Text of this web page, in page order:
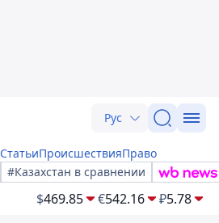
Рус
СтатьиПроисшествияПраво
#Казахстан в сравнении
$469.85 €542.16 ₽5.78